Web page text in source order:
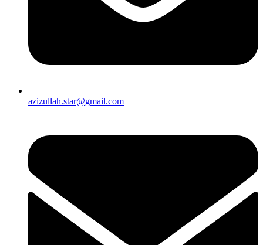
azizullah.star@gmail.com